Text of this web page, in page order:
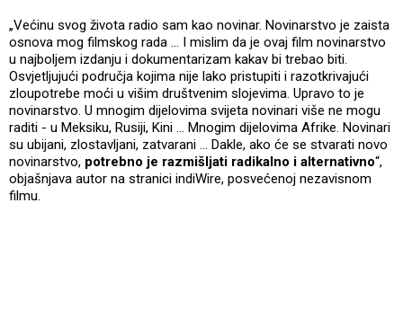
„Većinu svog života radio sam kao novinar. Novinarstvo je zaista
osnova mog filmskog rada ... I mislim da je ovaj film novinarstvo
u najboljem izdanju i dokumentarizam kakav bi trebao biti.
Osvjetljujući područja kojima nije lako pristupiti i razotkrivajući
zloupotrebe moći u višim društvenim slojevima. Upravo to je
novinarstvo. U mnogim dijelovima svijeta novinari više ne mogu
raditi - u Meksiku, Rusiji, Kini ... Mnogim dijelovima Afrike. Novinari
su ubijani, zlostavljani, zatvarani ... Dakle, ako će se stvarati novo
novinarstvo, potrebno je razmišljati radikalno i alternativno“,
objašnjava autor na stranici indiWire, posvećenoj nezavisnom
filmu.